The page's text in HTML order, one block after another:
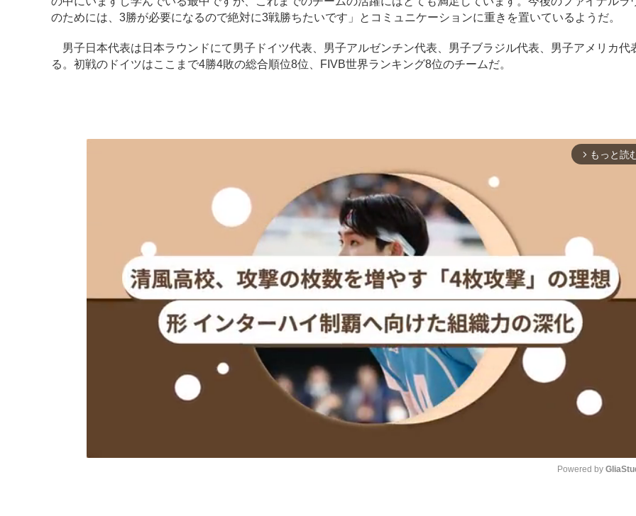
のためには、3勝が必要になるので絶対に3戦勝ちたいです」とコミュニケーションに重きを置いているようだ。
男子日本代表は日本ラウンドにて男子ドイツ代表、男子アルゼンチン代表、男子ブラジル代表、男子アメリカ代
る。初戦のドイツはここまで4勝4敗の総合順位8位、FIVB世界ランキング8位のチームだ。
arrow_forward_ios もっと読
Powered by